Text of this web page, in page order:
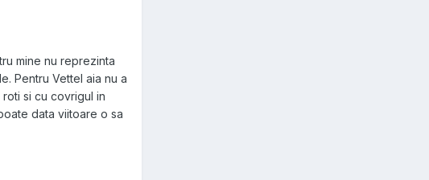
mine nu reprezinta
Pentru Vettel aia nu a
si cu covrigul in
data viitoare o sa